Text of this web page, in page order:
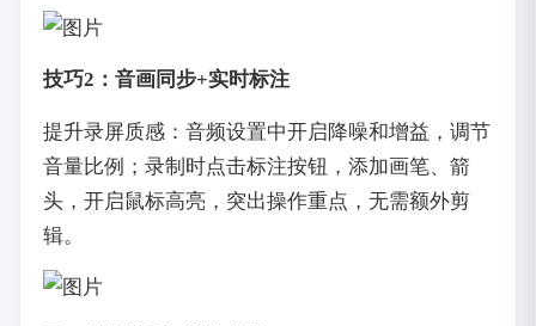
技巧2：音画同步+实时标注
提升录屏质感：音频设置中开启降噪和增益，调节
音量比例；录制时点击标注按钮，添加画笔、箭
头，开启鼠标高亮，突出操作重点，无需额外剪
辑。